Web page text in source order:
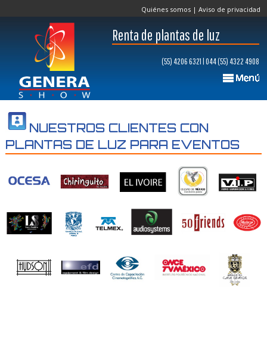
Quiénes somos| Aviso de privacidad
Renta de plantas de luz
(55) 4206 6321 | 044 (55) 4322 4908
NUESTROS CLIENTES CON
PLANTAS DE LUZ PARA EVENTOS